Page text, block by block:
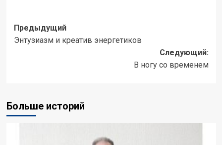
Предыдущий
Энтузиазм и креатив энергетиков
Следующий:
В ногу со временем
Больше историй